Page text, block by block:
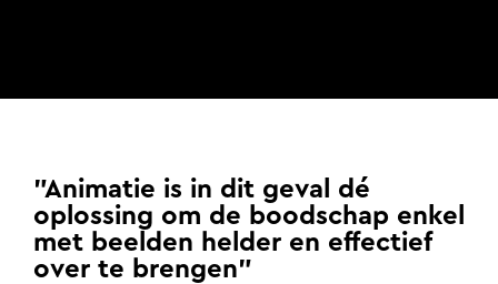
"Animatie is in dit geval dé
oplossing om de boodschap enkel
met beelden helder en effectief
over te brengen"